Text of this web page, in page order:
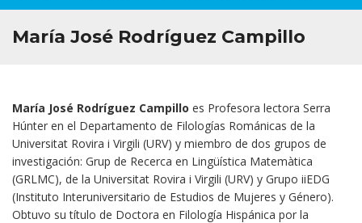
María José Rodríguez Campillo
María José Rodríguez Campillo es Profesora lectora Serra
Húnter en el Departamento de Filologías Románicas de la
Universitat Rovira i Virgili (URV) y miembro de dos grupos de
investigación: Grup de Recerca en Lingüística Matemàtica
(GRLMC), de la Universitat Rovira i Virgili (URV) y Grupo iiEDG
(Instituto Interuniversitario de Estudios de Mujeres y Género).
Obtuvo su título de Doctora en Filología Hispánica por la